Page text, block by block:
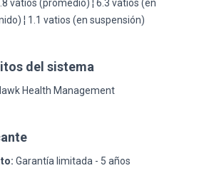
vatios (promedio) ¦ 6.3 vatios (en
¦ 1.1 vatios (en suspensión)
del sistema
Health Management
Garantía limitada - 5 años